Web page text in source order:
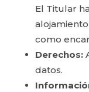
El Titular
como
Derechos:
datos.